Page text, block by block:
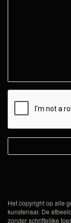
Het copyright op alle
kunstenaar. De
zonder schriftelijke